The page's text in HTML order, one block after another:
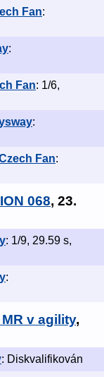
Fan:
:
Fan: 1/6,
:
Fan:
068, 23.
: 1/9, 29.59 s,
:
v agility,
: Diskvalifikován